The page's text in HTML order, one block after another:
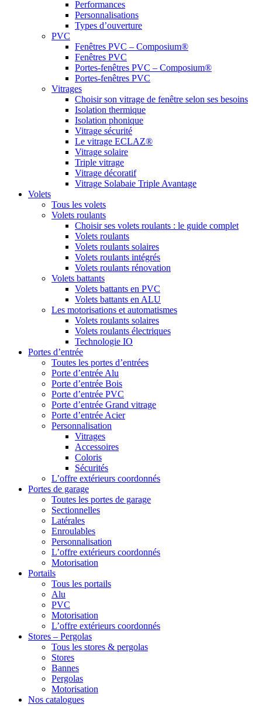
Performances
Personnalisations
Types d’ouverture
PVC
Fenêtres PVC – Composium®
Fenêtres PVC
Portes-fenêtres PVC – Composium®
Portes-fenêtres PVC
Vitrages
Choisir son vitrage de fenêtre selon ses besoins
Isolation thermique
Isolation phonique
Vitrage sécurité
Le vitrage ECLAZ®
Vitrage solaire
Triple vitrage
Vitrage décoratif
Vitrage Solabaie Triple Avantage
Volets
Tous les volets
Volets roulants
Choisir ses volets roulants : le guide complet
Volets roulants
Volets roulants solaires
Volets roulants intégrés
Volets roulants rénovation
Volets battants
Volets battants en PVC
Volets battants en ALU
Les motorisations et automatismes
Volets roulants solaires
Volets roulants électriques
Technologie IO
Portes d’entrée
Toutes les portes d’entrées
Porte d’entrée Alu
Porte d’entrée Bois
Porte d’entrée PVC
Porte d’entrée Grand vitrage
Porte d’entrée Acier
Personnalisation
Vitrages
Accessoires
Coloris
Sécurités
L’offre extérieurs coordonnés
Portes de garage
Toutes les portes de garage
Sectionnelles
Latérales
Enroulables
Personnalisation
L’offre extérieurs coordonnés
Motorisation
Portails
Tous les portails
Alu
PVC
Motorisation
L’offre extérieurs coordonnés
Stores – Pergolas
Tous les stores & pergolas
Stores
Bannes
Pergolas
Motorisation
Nos catalogues